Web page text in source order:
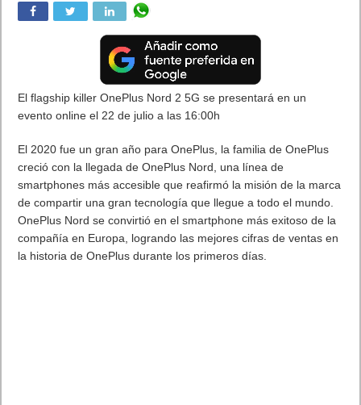
El flagship killer OnePlus Nord 2 5G se presentará en un
evento online el 22 de julio a las 16:00h
El 2020 fue un gran año para OnePlus, la familia de OnePlus
creció con la llegada de OnePlus Nord, una línea de
smartphones más accesible que reafirmó la misión de la marca
de compartir una gran tecnología que llegue a todo el mundo.
OnePlus Nord se convirtió en el smartphone más exitoso de la
compañía en Europa, logrando las mejores cifras de ventas en
la historia de OnePlus durante los primeros días.